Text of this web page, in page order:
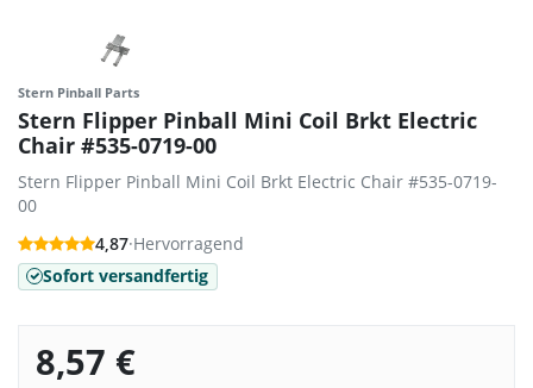
Stern Pinball Parts
Stern Flipper Pinball Mini Coil Brkt Electric
Chair #535-0719-00
Stern Flipper Pinball Mini Coil Brkt Electric Chair #535-0719-
00
4,87·Hervorragend
Sofort versandfertig
8,57 €